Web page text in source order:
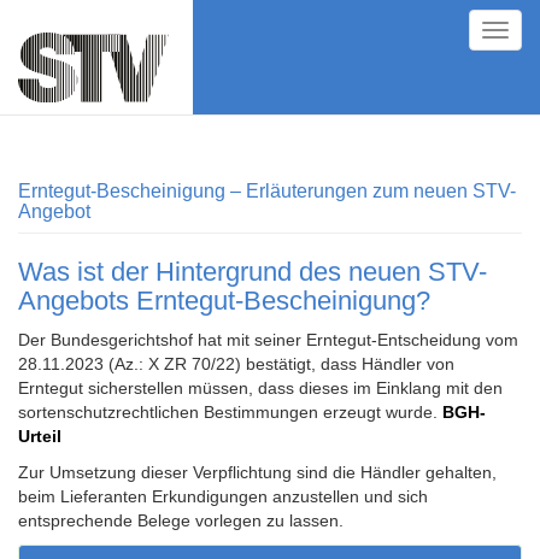
zum
Inhalt
Erntegut-Bescheinigung – Erläuterungen zum neuen STV-
Angebot
Was ist der Hintergrund des neuen STV-
Angebots Erntegut-Bescheinigung?
Der Bundesgerichtshof hat mit seiner Erntegut-Entscheidung vom
28.11.2023 (Az.: X ZR 70/22) bestätigt, dass Händler von
Erntegut sicherstellen müssen, dass dieses im Einklang mit den
sortenschutzrechtlichen Bestimmungen erzeugt wurde. BGH-
Urteil
Zur Umsetzung dieser Verpflichtung sind die Händler gehalten,
beim Lieferanten Erkundigungen anzustellen und sich
entsprechende Belege vorlegen zu lassen.